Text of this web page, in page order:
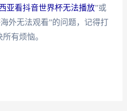
亚看抖音世界杯无法播放”或
外无法观看”的问题，记得打
有烦恼。